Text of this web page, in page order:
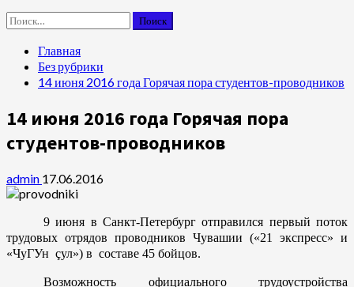
Найти:
Главная
Без рубрики
14 июня 2016 года Горячая пора студентов-проводников
14 июня 2016 года Горячая пора
студентов-проводников
admin 17.06.2016
9 июня в Санкт-Петербург отправился первый поток
трудовых отрядов проводников Чувашии («21 экспресс» и
«ЧуГУн çул») в составе 45 бойцов.
Возможность официального трудоустройства